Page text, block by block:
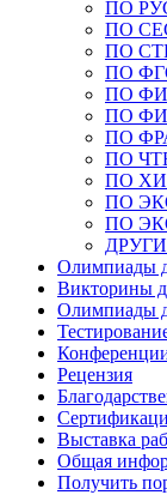
ПО
ПО
ПО
ПО
ПО
ПО
ПО
ПО
ПО
ПО
ПО
Олимпиады
Викторины
Олимпиады
Рецензия
Выставка
Общая
Получить